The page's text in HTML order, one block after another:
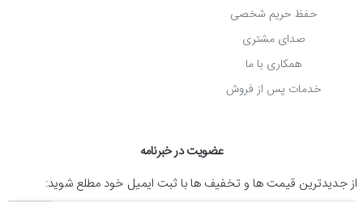
حفظ حریم شخصی
صدای مشتری
همکاری با ما
خدمات پس از فروش
عضویت در خبرنامه
از جدیدترین قیمت ها و تخفیف ها با ثبت ایمیل خود مطلع شوید: